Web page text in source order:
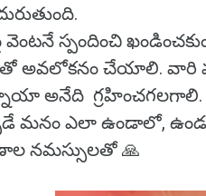
స్పందించి
అవలోకనం చేయాలి.
అనేది గ్రహించగలగాలి.
మనం ఎలా ఉండాలో,
నమస్సులతో 🙏